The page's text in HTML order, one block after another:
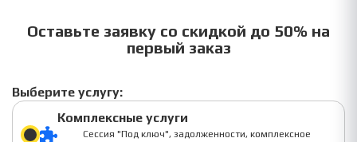
Оставьте заявку со скидкой до 50% на
первый заказ
Выберите услугу:
Комплексные услуги
Сессия "Под ключ", задолженности, комплексное